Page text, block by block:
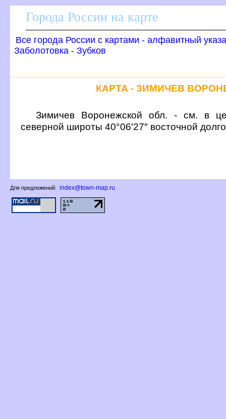
Города России на карте
се города России с картами - алфавитный
Заболотовка - Зубко
КАРТА - ЗИМИЧЕВ
Зимичев Воронежской обл. - см. в
северной широты 40°06′27″ восточной
Для предложений: index@town-map.ru